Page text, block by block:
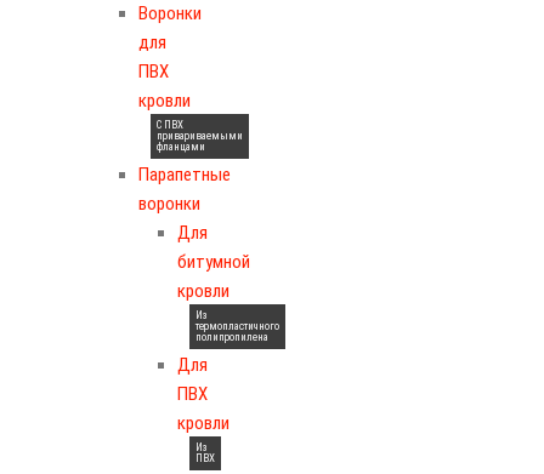
Воронки
для
ПВХ
кровли
С ПВХ
привариваемыми
фланцами
Парапетные
воронки
Для
битумной
кровли
Из
термопластичного
полипропилена
Для
ПВХ
кровли
Из
ПВХ